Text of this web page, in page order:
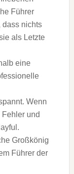
Führer
dass nichts
als Letzte
eine
Wenn
und
Großkönig
Führer der